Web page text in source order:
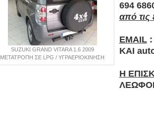
SUZUKI GRAND VITARA 1.6 2009
ΜΕΤΑΤΡΟΠΗ ΣΕ LPG / ΥΓΡΑΕΡΙΟΚΙΝΗΣΗ
694
από τις
EMAIL:
ΚΑΙ
Η